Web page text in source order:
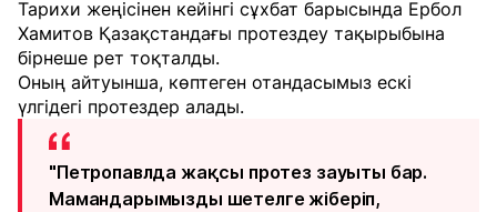
Тарихи жеңісінен кейінгі сұхбат барысында Ербол
Хамитов Қазақстандағы протездеу тақырыбына
бірнеше рет тоқталды.
Оның айтуынша, көптеген отандасымыз ескі
үлгідегі протездер алады.
"Петропавлда жақсы протез зауыты бар.
Мамандарымызды шетелге жіберіп,